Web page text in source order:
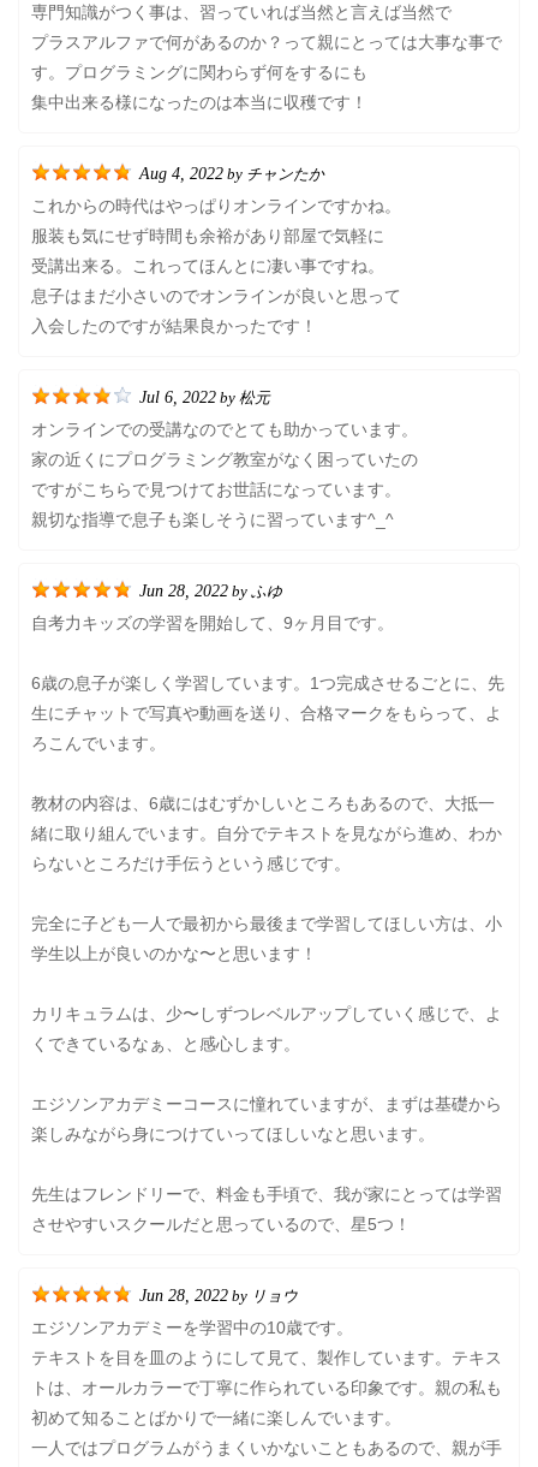
専門知識がつく事は、習っていれば当然と言えば当然で
プラスアルファで何があるのか？って親にとっては大事な事で
す。プログラミングに関わらず何をするにも
集中出来る様になったのは本当に収穫です！
Aug 4, 2022 by チャンたか
これからの時代はやっぱりオンラインですかね。
服装も気にせず時間も余裕があり部屋で気軽に
受講出来る。これってほんとに凄い事ですね。
息子はまだ小さいのでオンラインが良いと思って
入会したのですが結果良かったです！
Jul 6, 2022 by 松元
オンラインでの受講なのでとても助かっています。
家の近くにプログラミング教室がなく困っていたの
ですがこちらで見つけてお世話になっています。
親切な指導で息子も楽しそうに習っています^_^
Jun 28, 2022 by ふゆ
自考力キッズの学習を開始して、9ヶ月目です。
6歳の息子が楽しく学習しています。1つ完成させるごとに、先
生にチャットで写真や動画を送り、合格マークをもらって、よ
ろこんでいます。
教材の内容は、6歳にはむずかしいところもあるので、大抵一
緒に取り組んでいます。自分でテキストを見ながら進め、わか
らないところだけ手伝うという感じです。
完全に子ども一人で最初から最後まで学習してほしい方は、小
学生以上が良いのかな〜と思います！
カリキュラムは、少〜しずつレベルアップしていく感じで、よ
くできているなぁ、と感心します。
エジソンアカデミーコースに憧れていますが、まずは基礎から
楽しみながら身につけていってほしいなと思います。
先生はフレンドリーで、料金も手頃で、我が家にとっては学習
させやすいスクールだと思っているので、星5つ！
Jun 28, 2022 by リョウ
エジソンアカデミーを学習中の10歳です。
テキストを目を皿のようにして見て、製作しています。テキス
トは、オールカラーで丁寧に作られている印象です。親の私も
初めて知ることばかりで一緒に楽しんでいます。
一人ではプログラムがうまくいかないこともあるので、親が手